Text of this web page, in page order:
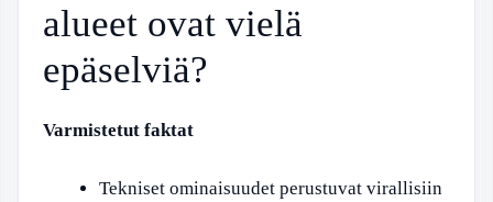
alueet ovat vielä
epäselviä?
Varmistetut faktat
Tekniset ominaisuudet perustuvat virallisiin